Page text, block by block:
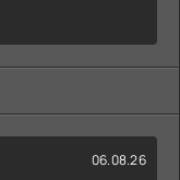
06.08.26